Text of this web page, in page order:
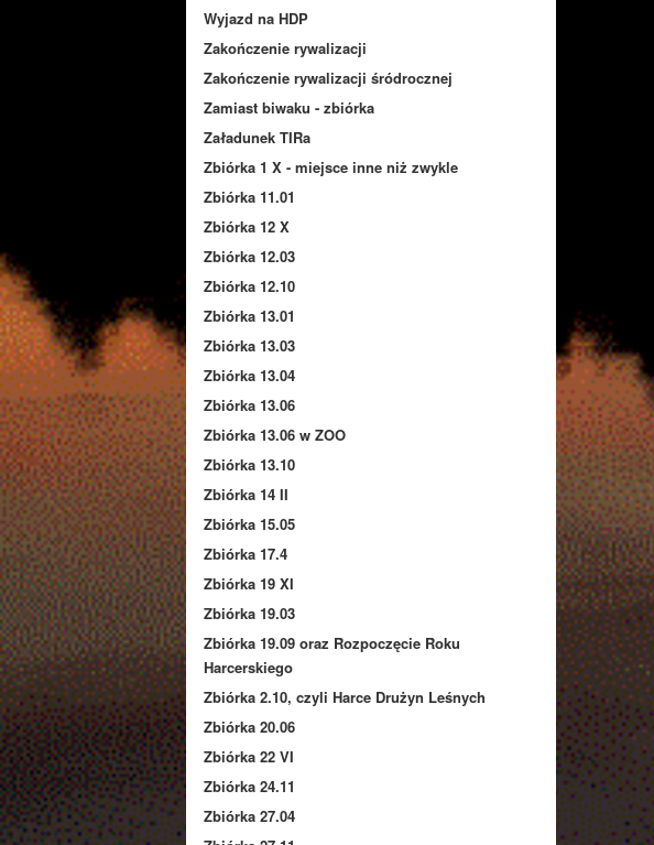
Wyjazd na HDP
Zakończenie rywalizacji
Zakończenie rywalizacji śródrocznej
Zamiast biwaku - zbiórka
Załadunek TIRa
Zbiórka 1 X - miejsce inne niż zwykle
Zbiórka 11.01
Zbiórka 12 X
Zbiórka 12.03
Zbiórka 12.10
Zbiórka 13.01
Zbiórka 13.03
Zbiórka 13.04
Zbiórka 13.06
Zbiórka 13.06 w ZOO
Zbiórka 13.10
Zbiórka 14 II
Zbiórka 15.05
Zbiórka 17.4
Zbiórka 19 XI
Zbiórka 19.03
Zbiórka 19.09 oraz Rozpoczęcie Roku
Harcerskiego
Zbiórka 2.10, czyli Harce Drużyn Leśnych
Zbiórka 20.06
Zbiórka 22 VI
Zbiórka 24.11
Zbiórka 27.04